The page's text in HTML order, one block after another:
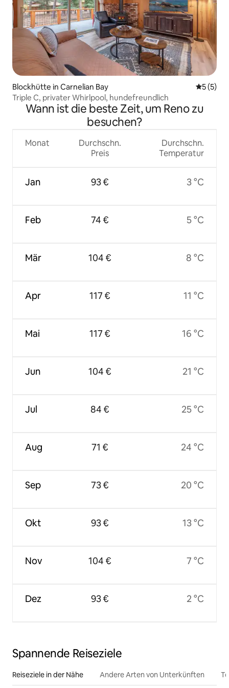
Blockhütte in Carnelian Bay
5 (5)
Triple C, privater Whirlpool, hundefreundlich
Wann ist die beste Zeit, um Reno zu
besuchen?
Monat
Jan
Feb
Mär
Apr
Mai
Jun
Jul
Aug
Sep
Okt
Nov
Dez
Durchschn.
Preis
93 €
74 €
104 €
117 €
117 €
104 €
84 €
71 €
73 €
93 €
104 €
93 €
Durchschn.
Temperatur
3 °C
5 °C
8 °C
11 °C
16 °C
21 °C
25 °C
24 °C
20 °C
13 °C
7 °C
2 °C
Spannende Reiseziele
Reiseziele in der Nähe Andere Arten von Unterkünften